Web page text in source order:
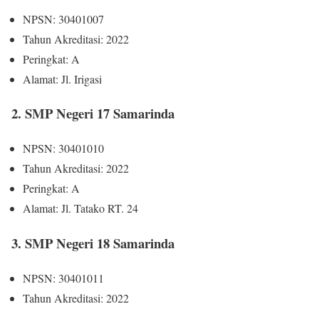
NPSN: 30401007
Tahun Akreditasi: 2022
Peringkat: A
Alamat: Jl. Irigasi
2. SMP Negeri 17 Samarinda
NPSN: 30401010
Tahun Akreditasi: 2022
Peringkat: A
Alamat: Jl. Tatako RT. 24
3. SMP Negeri 18 Samarinda
NPSN: 30401011
Tahun Akreditasi: 2022